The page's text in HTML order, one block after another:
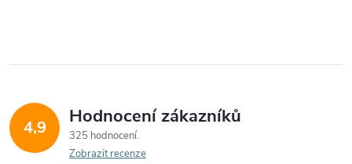
4,9 Hodnocení zákazníků
325 hodnocení
Zobrazit recenze